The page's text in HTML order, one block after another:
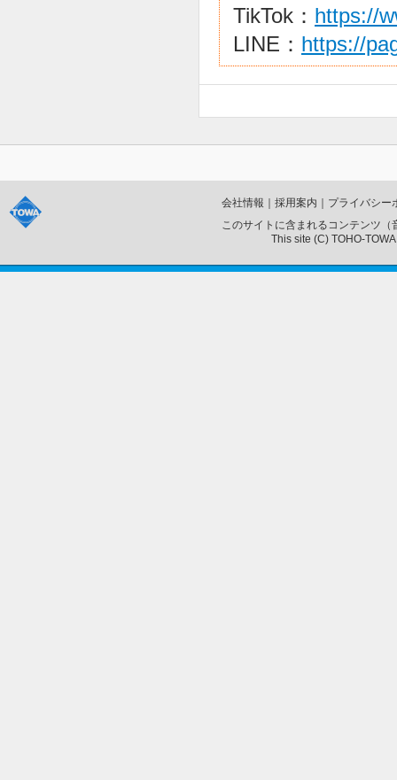
TikTok： https://
LINE： https://
会社情報 採用案内
プライバシー
このサイトに含まれるコンテンツ
This site (C) TOHO-